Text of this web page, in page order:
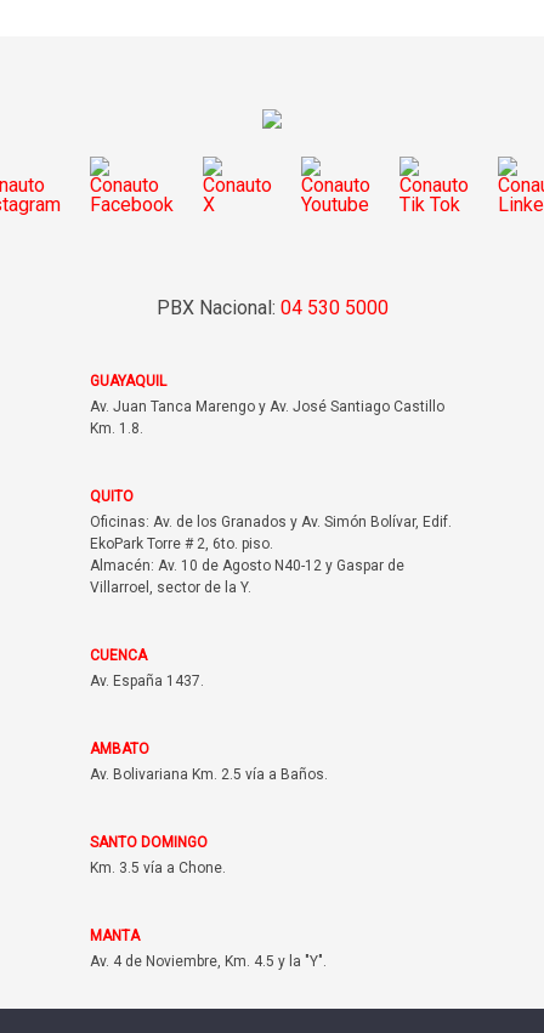
PBX Nacional: 04 530 5000
GUAYAQUIL
Av. Juan Tanca Marengo y Av. José Santiago Castillo
Km. 1.8.
QUITO
Oficinas: Av. de los Granados y Av. Simón Bolívar, Edif.
EkoPark Torre # 2, 6to. piso.
Almacén: Av. 10 de Agosto N40-12 y Gaspar de
Villarroel, sector de la Y.
CUENCA
Av. España 1437.
AMBATO
Av. Bolivariana Km. 2.5 vía a Baños.
SANTO DOMINGO
Km. 3.5 vía a Chone.
MANTA
Av. 4 de Noviembre, Km. 4.5 y la "Y".